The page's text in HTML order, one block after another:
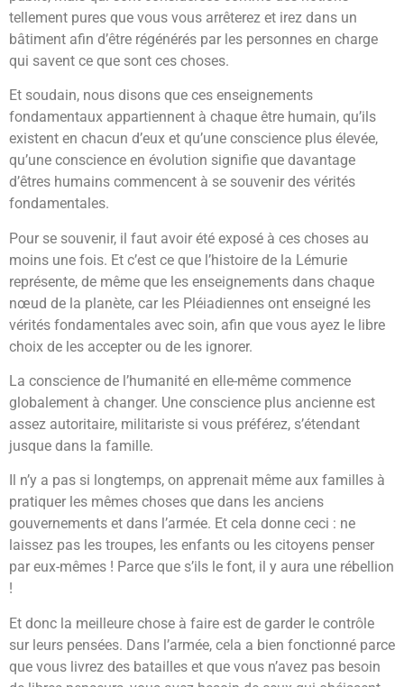
tellement pures que vous vous arrêterez et irez dans un
bâtiment afin d’être régénérés par les personnes en charge
qui savent ce que sont ces choses.
Et soudain, nous disons que ces enseignements
fondamentaux appartiennent à chaque être humain, qu’ils
existent en chacun d’eux et qu’une conscience plus élevée,
qu’une conscience en évolution signifie que davantage
d’êtres humains commencent à se souvenir des vérités
fondamentales.
Pour se souvenir, il faut avoir été exposé à ces choses au
moins une fois. Et c’est ce que l’histoire de la Lémurie
représente, de même que les enseignements dans chaque
nœud de la planète, car les Pléiadiennes ont enseigné les
vérités fondamentales avec soin, afin que vous ayez le libre
choix de les accepter ou de les ignorer.
La conscience de l’humanité en elle-même commence
globalement à changer. Une conscience plus ancienne est
assez autoritaire, militariste si vous préférez, s’étendant
jusque dans la famille.
Il n’y a pas si longtemps, on apprenait même aux familles à
pratiquer les mêmes choses que dans les anciens
gouvernements et dans l’armée. Et cela donne ceci : ne
laissez pas les troupes, les enfants ou les citoyens penser
par eux-mêmes ! Parce que s’ils le font, il y aura une rébellion
!
Et donc la meilleure chose à faire est de garder le contrôle
sur leurs pensées. Dans l’armée, cela a bien fonctionné parce
que vous livrez des batailles et que vous n’avez pas besoin